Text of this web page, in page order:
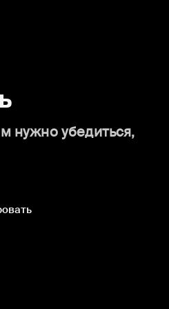
нужно убедиться,